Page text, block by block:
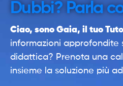
Dubbi? Parla
Ciao, sono Gaia, il tuo
informazioni approfondite
didattica? Prenota una
insieme la soluzione più